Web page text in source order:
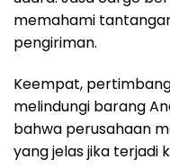
memahami
pengiriman.
Keempat,
melindungi barang
bahwa perusahaan
yang jelas jika terjadi